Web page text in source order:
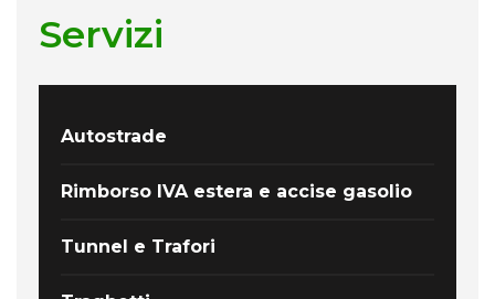
Servizi
Autostrade
Rimborso IVA estera e accise gasolio
Tunnel e Trafori